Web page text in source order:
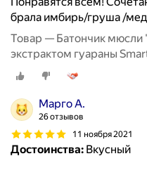
брала имбирь/груша /мед
Товар — Батончик мюсли
экстрактом гуараны
Марго А.
26 отзывов
11 ноября 2021
Достоинства: Вкусный